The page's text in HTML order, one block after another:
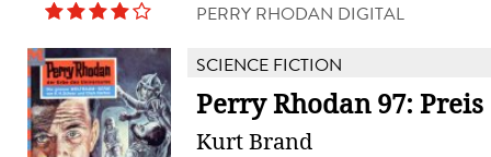
PERRY RHODAN DIGITAL
SCIENCE FICTION
Perry Rhodan 97:
Kurt Brand